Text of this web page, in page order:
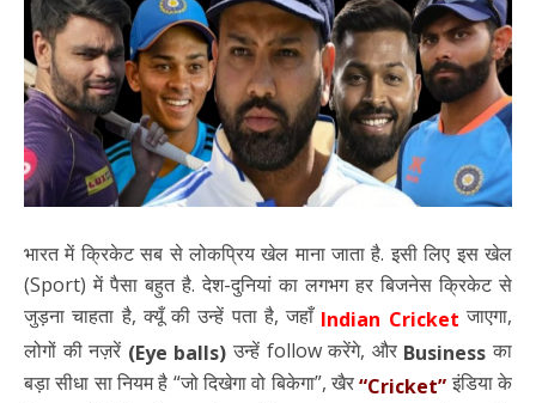
भारत में क्रिकेट सब से लोकप्रिय खेल माना जाता है. इसी लिए इस खेल
(Sport) में पैसा बहुत है. देश-दुनियां का लगभग हर बिजनेस क्रिकेट से
जुड़ना चाहता है, क्यूँ की उन्हें पता है, जहाँ Indian Cricket जाएगा,
लोगों की नज़रें (Eye balls) उन्हें follow करेंगे, और Business का
बड़ा सीधा सा नियम है “जो दिखेगा वो बिकेगा”, खैर“Cricket”इंडिया के